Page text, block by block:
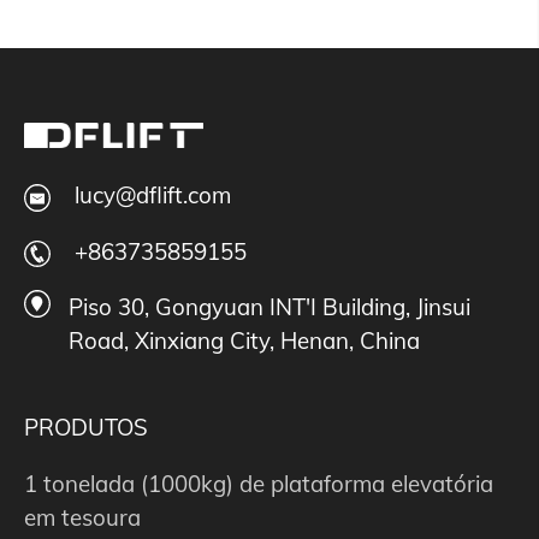
lucy@dflift.com
+863735859155
Piso 30, Gongyuan INT'I Building, Jinsui
Road, Xinxiang City, Henan, China
PRODUTOS
1 tonelada (1000kg) de plataforma elevatória
em tesoura